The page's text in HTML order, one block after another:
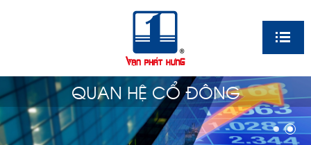
QUAN HỆ CỔ ĐÔNG